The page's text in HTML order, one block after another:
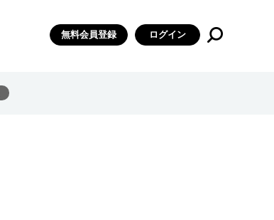
無料会員登録 ログイン